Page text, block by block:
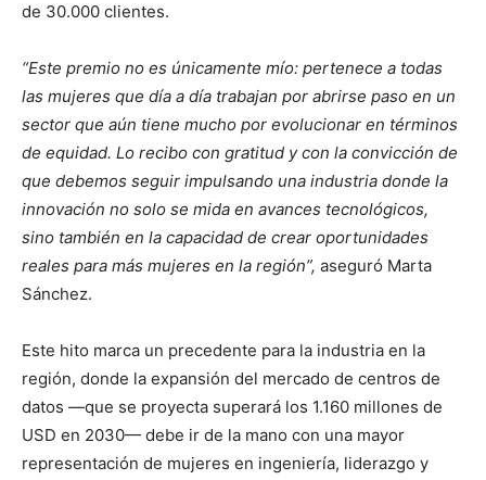
de 30.000 clientes.
“Este premio no es únicamente mío: pertenece a todas
las mujeres que día a día trabajan por abrirse paso en un
sector que aún tiene mucho por evolucionar en términos
de equidad. Lo recibo con gratitud y con la convicción de
que debemos seguir impulsando una industria donde la
innovación no solo se mida en avances tecnológicos,
sino también en la capacidad de crear oportunidades
reales para más mujeres en la región”, aseguró Marta
Sánchez.
Este hito marca un precedente para la industria en la
región, donde la expansión del mercado de centros de
datos —que se proyecta superará los 1.160 millones de
USD en 2030— debe ir de la mano con una mayor
representación de mujeres en ingeniería, liderazgo y